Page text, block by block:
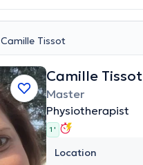
Camille Tissot
Camille Tissot
Master
Physiotherapist
1 '
Location